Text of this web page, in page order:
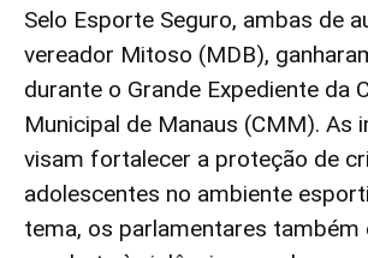
Selo Esporte Seguro, ambas de
vereador Mitoso (MDB),
durante o Grande Expediente da
Municipal de Manaus (CMM). As
visam fortalecer a proteção de
adolescentes no ambiente
tema, os parlamentares também